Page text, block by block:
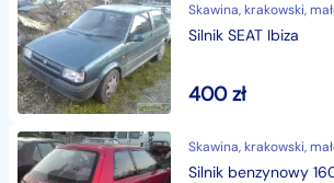
Skawina, krakowski,
Silnik SEAT Ibiza
400zł
Skawina, krakowski,
Silnik benzynowy